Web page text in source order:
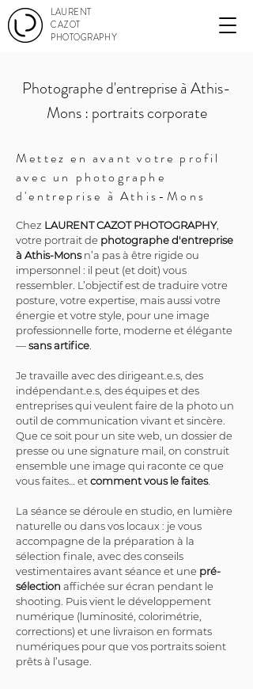
LAURENT
CAZOT
PHOTOGRAPHY
Photographe d'entreprise à Athis-
Mons : portraits corporate
Mettez en avant votre profil
avec un photographe
d'entreprise à Athis-Mons
Chez LAURENT CAZOT PHOTOGRAPHY,
votre portrait de photographe d'entreprise
à Athis-Mons n’a pas à être rigide ou
impersonnel : il peut (et doit) vous
ressembler. L’objectif est de traduire votre
posture, votre expertise, mais aussi votre
énergie et votre style, pour une image
professionnelle forte, moderne et élégante
— sans artifice
Je travaille avec des dirigeant.e.s, des
indépendant.e.s, des équipes et des
entreprises qui veulent faire de la photo un
outil de communication vivant et sincère.
Que ce soit pour un site web, un dossier de
presse ou une signature mail, on construit
ensemble une image qui raconte ce que
vous faites… et comment vous le faites.
La séance se déroule en studio, en lumière
naturelle ou dans vos locaux : je vous
accompagne de la préparation à la
sélection finale, avec des conseils
vestimentaires avant séance et une pré-
sélection affichée sur écran pendant le
shooting. Puis vient le développement
numérique (luminosité, colorimétrie,
corrections) et une livraison en formats
numériques pour que vos portraits soient
prêts à l’usage.